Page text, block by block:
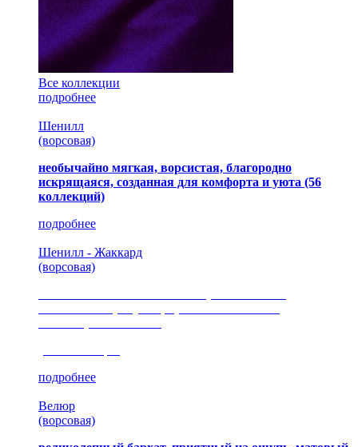
Все коллекции
подробнее
Шенилл
(ворсовая)
необычайно мягкая, ворсистая, благородно
искрящаяся, созданная для комфорта и уюта (56
коллекций)
подробнее
Шенилл - Жаккард
(ворсовая)
подробнее
Велюр
(ворсовая)